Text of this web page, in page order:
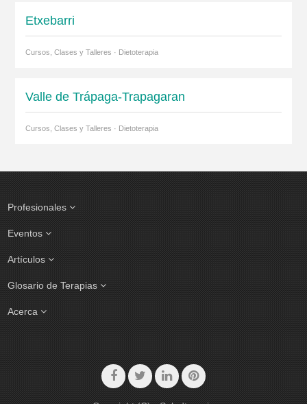
Etxebarri
Cursos, Clases y Talleres · Dietoterapia
Valle de Trápaga-Trapagaran
Cursos, Clases y Talleres · Dietoterapia
Profesionales
Eventos
Artículos
Glosario de Terapias
Acerca